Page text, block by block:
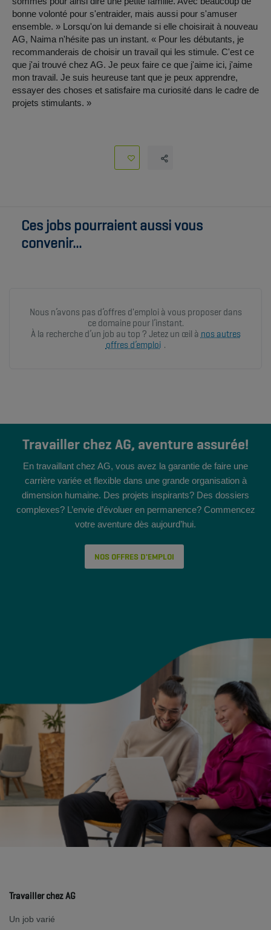
bonne volonté pour s'entraider, mais aussi pour s'amuser
ensemble. » Lorsqu'on lui demande si elle choisirait à nouveau
AG, Naima n'hésite pas un instant. « Pour les débutants, je
recommanderais de choisir un travail qui les stimule. C'est ce
que j'ai trouvé chez AG. Je peux faire ce que j'aime ici, j'aime
mon travail. Je suis heureuse tant que je peux apprendre,
essayer des choses et satisfaire ma curiosité dans le cadre de
projets stimulants. »
Ces jobs pourraient aussi vous
convenir...
Nous n’avons pas d’offres d'emploi à vous proposer dans
ce domaine pour l’instant.
À la recherche d’un job au top ? Jetez un œil à nos autres
offres d’emploi .
Travailler chez AG, aventure assurée!
En travaillant chez AG, vous avez la garantie de faire une
carrière variée et flexible dans une grande organisation à
dimension humaine. Des projets inspirants? Des dossiers
complexes? L’envie d’évoluer en permanence? Commencez
votre aventure dès aujourd’hui.
NOS OFFRES D'EMPLOI
Travailler chez AG
Un job varié